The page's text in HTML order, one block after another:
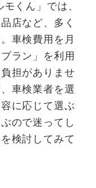
くん」では、
店など、多く
車検費用を月
ラン」を利用
担がありませ
車検業者を選
に応じて選ぶ
ので迷ってし
検討してみて